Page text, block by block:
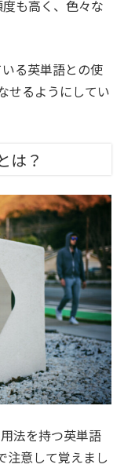
も高く、色々な
る英単語との使
せるようにしてい
は？
法を持つ英単語
注意して覚えまし